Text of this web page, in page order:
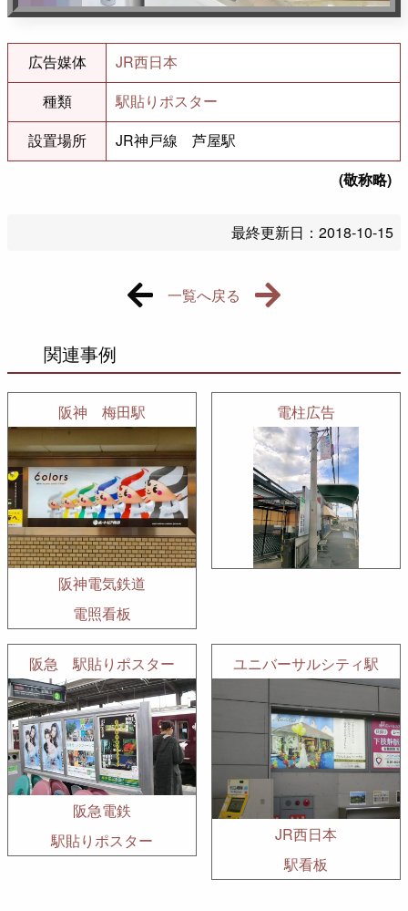
(敬称略)
広告媒体
JR西日本
種類
駅貼りポスター
設置場所
JR神戸線 芦屋駅
最終更新日： 2018-10-15
先
ジ
で
一覧へ戻る
関連事例
阪神 梅田駅
阪神電気鉄道
電照看板
電柱広告
阪急 駅貼りポスター
阪急電鉄
駅貼りポスター
ユニバーサルシティ駅
JR西日本
駅看板